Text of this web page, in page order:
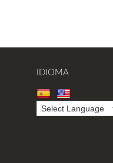
IDIOMA